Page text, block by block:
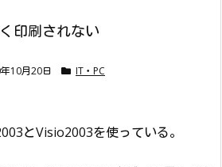
印刷されない
10月20日 IT・PC
とVisio2003を使っている。